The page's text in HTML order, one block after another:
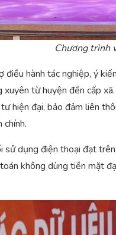
Chương trình
hành tác nghiệp, ý
từ huyện đến cấp
hiện đại, bảo đảm liên
sử dụng điện thoại đạt
không dùng tiền mặt